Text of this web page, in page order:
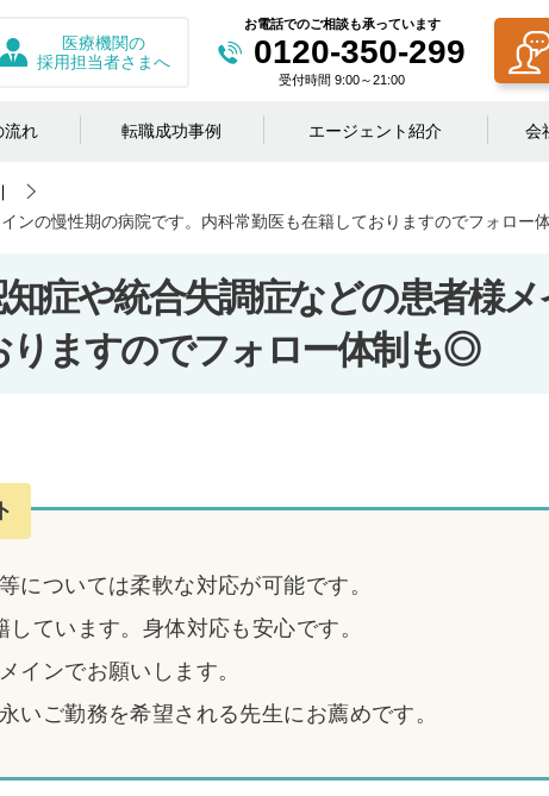
お電話でのご相談も承っています
0120-350-299
受付時間 9:00～21:00
医療機関の
採用担当者さまへ
流れ 転職成功事例 エージェント紹介 会
ンの慢性期の病院です。内科常勤医も在籍しておりますのでフォロー
知症や統合失調症などの患者様
りますのでフォロー体制も◎
については柔軟な対応が可能です。
ています。身体対応も安心です。
インでお願いします。
いご勤務を希望される先生にお薦めです。